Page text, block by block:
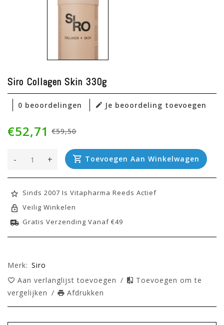
Siro Collagen Skin 330g
0 beoordelingen Je beoordeling toevoegen
€59,50
€52,71
+
- Toevoegen Aan Winkelwagen
Sinds 2007 Is Vitapharma Reeds Actief
Veilig Winkelen
Gratis Verzending Vanaf €49
Merk: Siro
Aan verlanglijst toevoegen /
Toevoegen om te
vergelijken / Afdrukken